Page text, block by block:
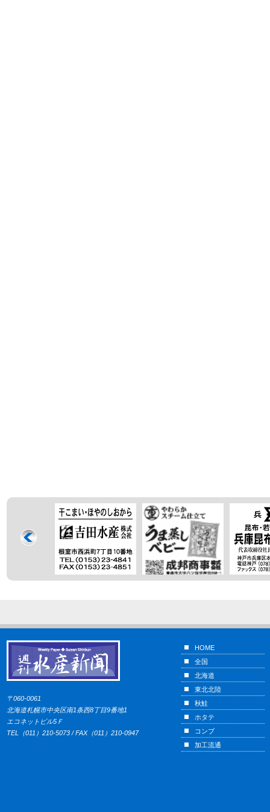
〒060-0061
北海道札幌市中央区南1条西8丁目9番地1
エコネットビル5Ｆ
TEL（011）210-5073 / FAX（011）210-0947
HOME
全国
北海道
東北北陸
秋鮭
ホタテ
コンブ
加工流通